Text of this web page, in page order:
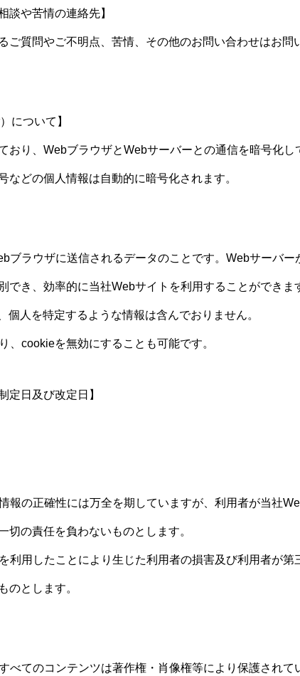
談や苦情の連絡先】
ご質問やご不明点、苦情、その他のお問い合わせはお問
について】
おり、WebブラウザとWebサーバーとの通信を暗号化し
などの個人情報は自動的に暗号化されます。
ブラウザに送信されるデータのことです。Webサーバー
でき、効率的に当社Webサイトを利用することができま
個人を特定するような情報は含んでおりません。
、cookieを無効にすることも可能です。
定日及び改定日】
報の正確性には万全を期していますが、利用者が当社
切の責任を負わないものとします。
利用したことにより生じた利用者の損害及び利用者が第
のとします。
べてのコンテンツは著作権・肖像権等により保護されて